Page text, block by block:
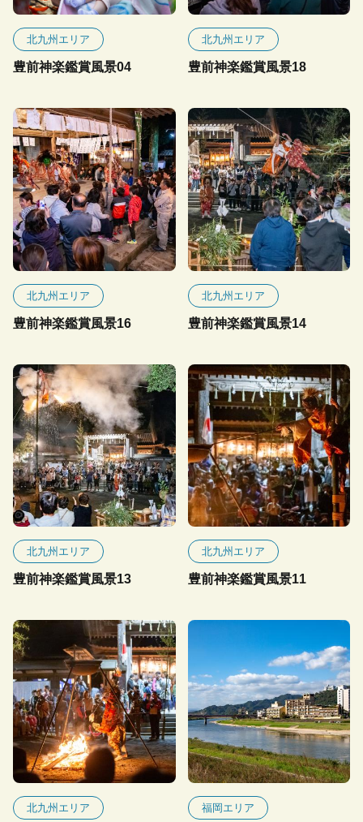
北九州エリア
豊前神楽鑑賞風景04
北九州エリア
豊前神楽鑑賞風景18
北九州エリア
豊前神楽鑑賞風景16
北九州エリア
豊前神楽鑑賞風景14
北九州エリア
豊前神楽鑑賞風景13
北九州エリア
豊前神楽鑑賞風景11
北九州エリア 福岡エリア